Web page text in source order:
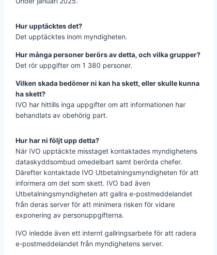
Hur upptäcktes det?
Det upptäcktes inom myndigheten.
Hur många personer berörs av detta, och vilka grupper?
Det rör uppgifter om 1 380 personer.
Vilken skada bedömer ni kan ha skett, eller skulle kunna
ha skett?
IVO har hittills inga uppgifter om att informationen har
behandlats av obehörig part.
Hur har ni följt upp detta?
När IVO upptäckte misstaget kontaktades myndighetens
dataskyddsombud omedelbart samt berörda chefer.
Därefter kontaktade IVO Utbetalningsmyndigheten för att
informera om det som skett. IVO bad även
Utbetalningsmyndigheten att gallra e-postmeddelandet
från deras server för att minimera risken för vidare
exponering av personuppgifterna.
IVO inledde även ett internt gallringsarbete för att radera
e-postmeddelandet från myndighetens server.